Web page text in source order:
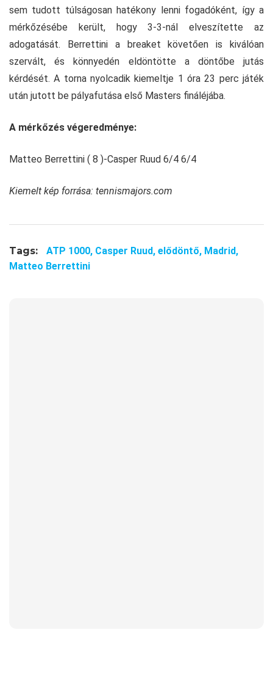
sem tudott túlságosan hatékony lenni fogadóként, így a
mérkőzésébe került, hogy 3-3-nál elveszítette az
adogatását. Berrettini a breaket követően is kiválóan
szervált, és könnyedén eldöntötte a döntőbe jutás
kérdését. A torna nyolcadik kiemeltje 1 óra 23 perc játék
után jutott be pályafutása első Masters fináléjába.
A mérkőzés végeredménye:
Matteo Berrettini ( 8 )-Casper Ruud 6/4 6/4
Kiemelt kép forrása: tennismajors.com
Tags: ATP 1000, Casper Ruud, elődöntő, Madrid,
Matteo Berrettini